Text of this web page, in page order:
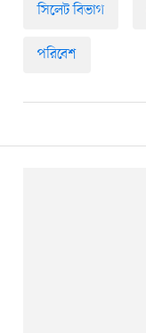
সিলেট বিভাগ
পরিবেশ